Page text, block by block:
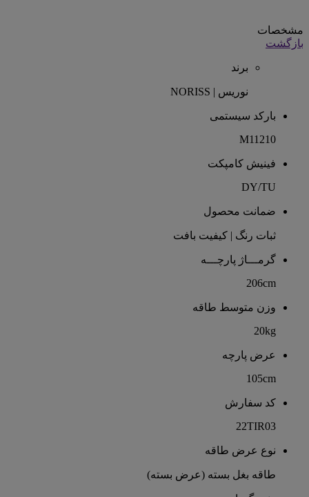
مشخصات
بازگشت
برند
نوریس | NORISS
بارکد سیستمی
M11210
فینیش کامپکت
DY/TU
ضمانت محصول
ثبات رنگ | کیفیت بافت
گرمـــاژ پارچـــه
206cm
وزن متوسط طاقه
20kg
عرض پارچه
105cm
کد سفارش
22TIR03
نوع عرض طاقه
طاقه بغل بسته (عرض بسته)